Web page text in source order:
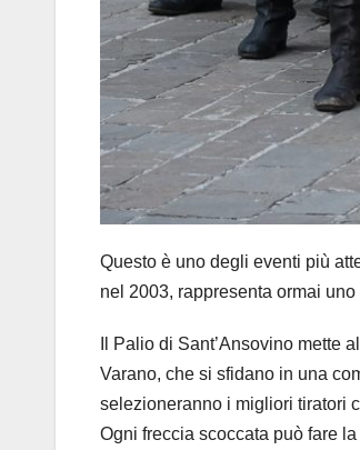
Questo è uno degli eventi più
nel 2003, rappresenta ormai
Il Palio di Sant’Ansovino
Varano, che si sfidano in una
selezioneranno i migliori tiratori
Ogni freccia scoccata può fare